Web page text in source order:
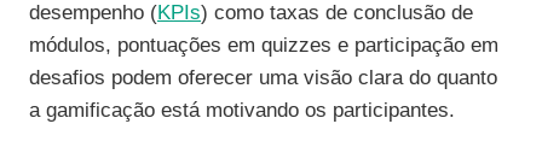
desempenho (KPIs) como taxas de conclusão de
módulos, pontuações em quizzes e participação em
desafios podem oferecer uma visão clara do quanto
a gamificação está motivando os participantes.